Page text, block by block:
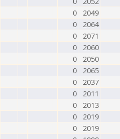
0 2049
0 2064
0 2071
0 2060
0 2050
0 2065
0 2037
0 2011
0 2013
0 2019
0 2019